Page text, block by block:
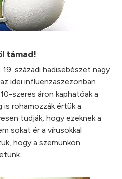
támad!
századi hadisebészet nagy
idei influenzaszezonban
szeres áron kaphatóak a
is rohamozzák értük a
tudják, hogy ezeknek a
sokat ér a vírusokkal
hogy a szemünkön